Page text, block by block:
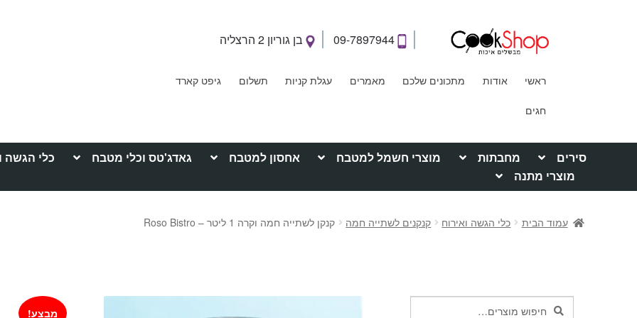
09-7897944 בן גוריון 2 הרצליה
ראשי אודות מתכונים שלכם מאמרים עגלת קניות תשלום גיפט קארד
חגים
סירים מחבתות מוצרי חשמל למטבח אחסון למטבח גאדג'טס וכלי מטבח כלי הגשה
מוצרי מתנה
עמוד הבית כלי הגשה ואירוח קנקנים לשתייה חמה קנקן לשתייה חמה וקרה 1 ליטר – Roso Bistro
מבצע!
חיפושחיפוש